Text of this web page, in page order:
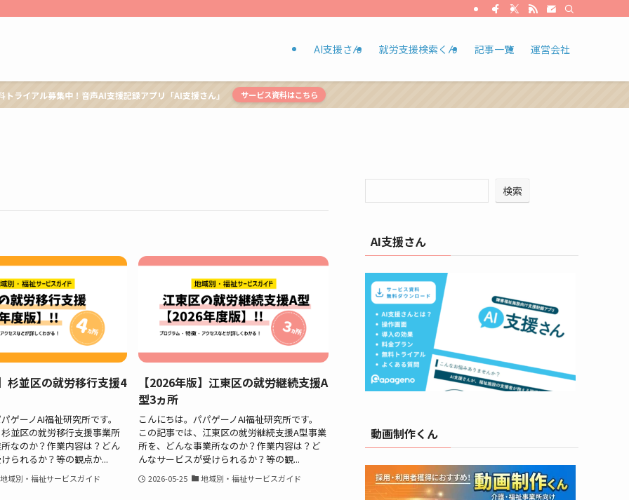
AI支援さん 就労支援検索くん 記事一覧 運営会社
トライアル募集中！音声AI支援記録アプリ「AI支援さん」 サービス資料はこちら
杉並区の就労移行支援4
ゲーノAI福祉研究所です。
並区の就労移行支援事業所
なのか？作業内容は？どん
られるか？等の観点か...
地域別・福祉サービスガイド
【2026年版】江東区の就労継続支援A
型3ヵ所
こんにちは。パパゲーノAI福祉研究所です。
この記事では、江東区の就労継続支援A型事業
所を、どんな事業所なのか？作業内容は？ど
んなサービスが受けられるか？等の観...
2026-05-25 地域別・福祉サービスガイド
検索
AI支援さん
動画制作くん